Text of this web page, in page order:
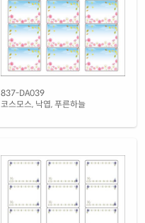
837-DA039
코스모스, 낙엽, 푸른하늘